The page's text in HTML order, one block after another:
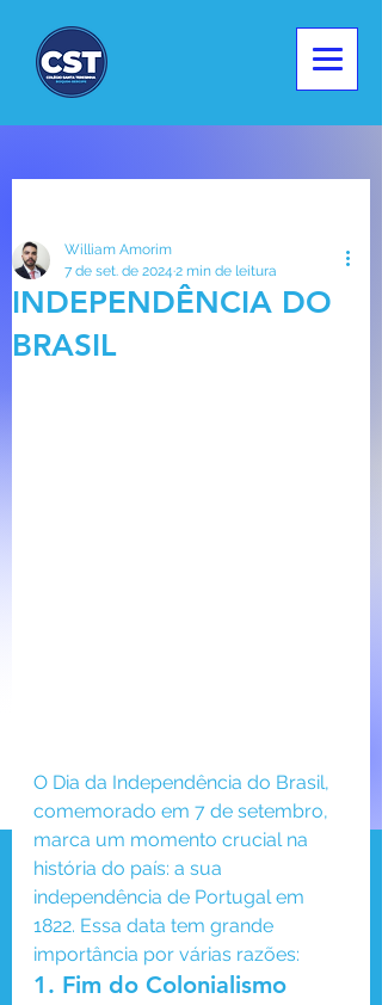
INDEPENDÊNCIA DO
BRASIL
William Amorim
7 de set. de 2024 2 min de leitura
O Dia da Independência do Brasil,
comemorado em 7 de setembro,
marca um momento crucial na
história do país: a sua
independência de Portugal em
1822. Essa data tem grande
importância por várias razões:
1. Fim do Colonialismo